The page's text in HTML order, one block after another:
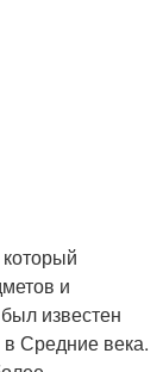
и
известен
Средние века.